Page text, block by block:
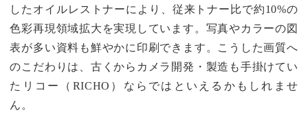
したオイルレストナーにより、従来トナー比で約10%の
色彩再現領域拡大を実現しています。写真やカラーの図
表が多い資料も鮮やかに印刷できます。こうした画質へ
のこだわりは、古くからカメラ開発・製造も手掛けてい
たリコー（RICHO）ならではといえるかもしれませ
ん。